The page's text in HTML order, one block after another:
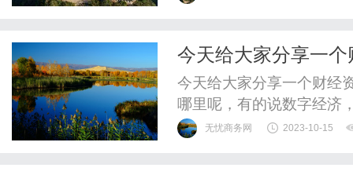
出贡献的中医药传承人、
今天给大家分享一
今天给大家分享一个财经
哪里呢，有的说数字经济
是最重要的还是业绩为王
无忧商务网 2023-10-15